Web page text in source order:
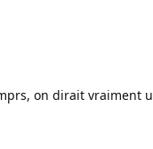
on dirait vraiment